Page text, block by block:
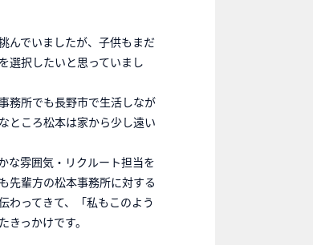
んでいましたが、子供もまだ
選択したいと思っていまし
務所でも長野市で生活しなが
ところ松本は家から少し遠い
な雰囲気・リクルート担当を
先輩方の松本事務所に対する
わってきて、「私もこのよう
っかけです。